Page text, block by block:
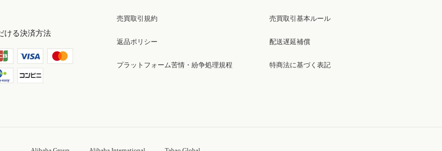
ける決済方法
売買取引規約
返品ポリシー
プラットフォーム苦情・紛争処理規程
売買取引基本ルール
配送遅延補償
特商法に基づく表記